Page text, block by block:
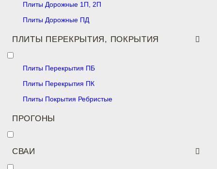
Плиты Дорожные 1П, 2П
Плиты Дорожные ПД
ПЛИТЫ ПЕРЕКРЫТИЯ, ПОКРЫТИЯ
Плиты Перекрытия ПБ
Плиты Перекрытия ПК
Плиты Покрытия Ребристые
ПРОГОНЫ
СВАИ